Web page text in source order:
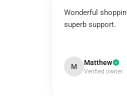
Wonderful
superb support.
M Matthew
Verified owner